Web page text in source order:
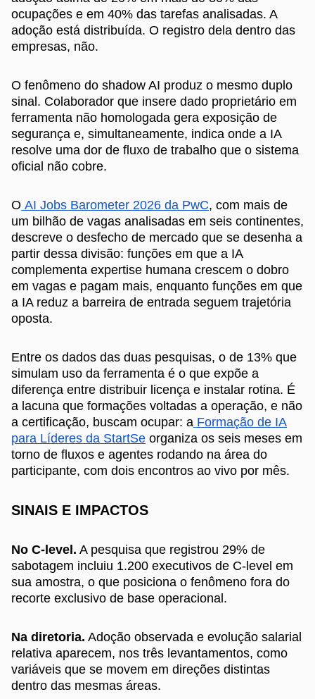
ocupações e em 40% das tarefas analisadas. A
adoção está distribuída. O registro dela dentro das
empresas, não.
O fenômeno do shadow AI produz o mesmo duplo
sinal. Colaborador que insere dado proprietário em
ferramenta não homologada gera exposição de
segurança e, simultaneamente, indica onde a IA
resolve uma dor de fluxo de trabalho que o sistema
oficial não cobre.
O AI Jobs Barometer 2026 da PwC, com mais de
um bilhão de vagas analisadas em seis continentes,
descreve o desfecho de mercado que se desenha a
partir dessa divisão: funções em que a IA
complementa expertise humana crescem o dobro
em vagas e pagam mais, enquanto funções em que
a IA reduz a barreira de entrada seguem trajetória
oposta.
Entre os dados das duas pesquisas, o de 13% que
simulam uso da ferramenta é o que expõe a
diferença entre distribuir licença e instalar rotina. É
a lacuna que formações voltadas a operação, e não
a certificação, buscam ocupar: a Formação de IA
para Líderes da StartSe organiza os seis meses em
torno de fluxos e agentes rodando na área do
participante, com dois encontros ao vivo por mês.
SINAIS E IMPACTOS
No C-level. A pesquisa que registrou 29% de
sabotagem incluiu 1.200 executivos de C-level em
sua amostra, o que posiciona o fenômeno fora do
recorte exclusivo de base operacional.
Na diretoria. Adoção observada e evolução salarial
relativa aparecem, nos três levantamentos, como
variáveis que se movem em direções distintas
dentro das mesmas áreas.